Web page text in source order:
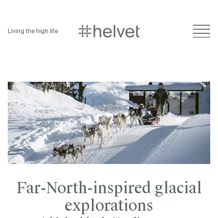
Living the high life
Far-North-inspired glacial
explorations